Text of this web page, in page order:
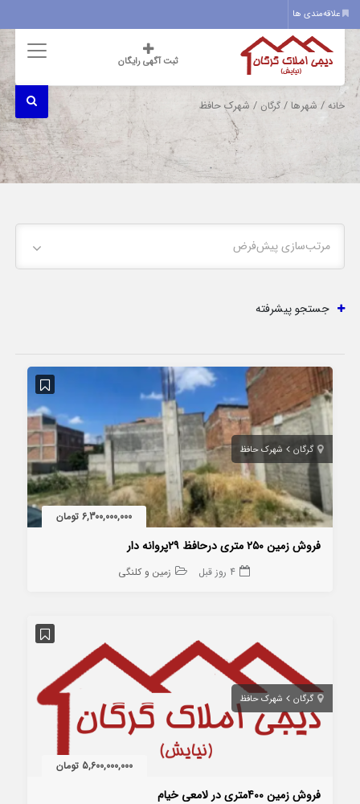
علاقه‌مندی ها
ثبت آگهی رایگان
خانه/ شهرها /گرگان / شهرک حافظ
مرتب‌سازی پیش‌فرض
جستجو پیشرفته
گرگان شهرک حافظ
6,300,000,000 تومان
فروش زمین ۲۵۰ متری درحافظ ۲۹پروانه دار
4 روز قبل زمین و کلنگی
گرگان شهرک حافظ
5,600,000,000 تومان
فروش زمین 400متری در لامعی خیام